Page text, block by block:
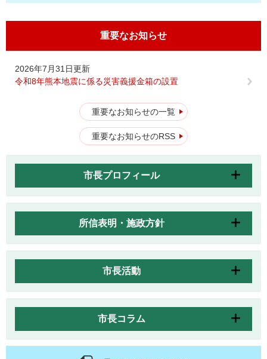
重要なお知らせ
2026年7月31日更新
令和8年熊本地震に係る災害義援金箱の設置
重要なお知らせの一覧
重要なお知らせのRSS
市長プロフィール
所信表明・施政方針
市長活動
市長コラム